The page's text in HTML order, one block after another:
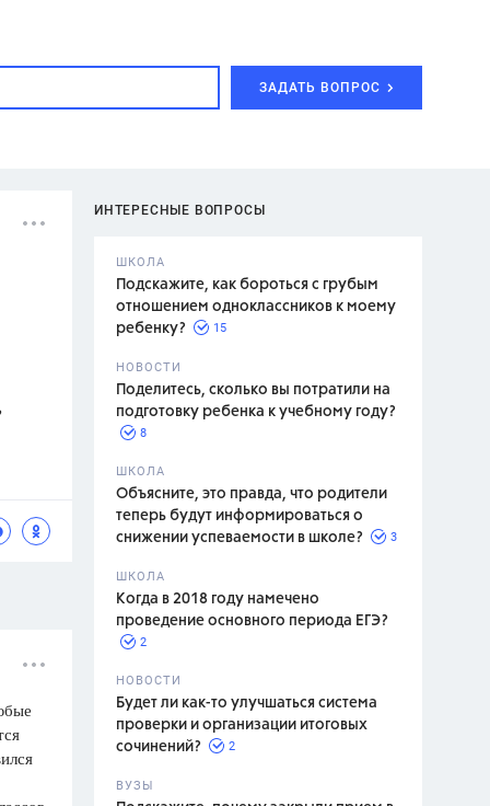
ЗАДАТЬ ВОПРОС
ИНТЕРЕСНЫЕ ВОПРОСЫ
ШКОЛА
Подскажите, как бороться с грубым
отношением одноклассников к моему
ребенку?
15
НОВОСТИ
Поделитесь, сколько вы потратили на
подготовку ребенка к учебному году?
8
ШКОЛА
Объясните, это правда, что родители
теперь будут информироваться о
снижении успеваемости в школе?
3
ШКОЛА
Когда в 2018 году намечено
проведение основного периода ЕГЭ?
2
НОВОСТИ
Будет ли как-то улучшаться система
проверки и организации итоговых
сочинений?
2
ВУЗЫ